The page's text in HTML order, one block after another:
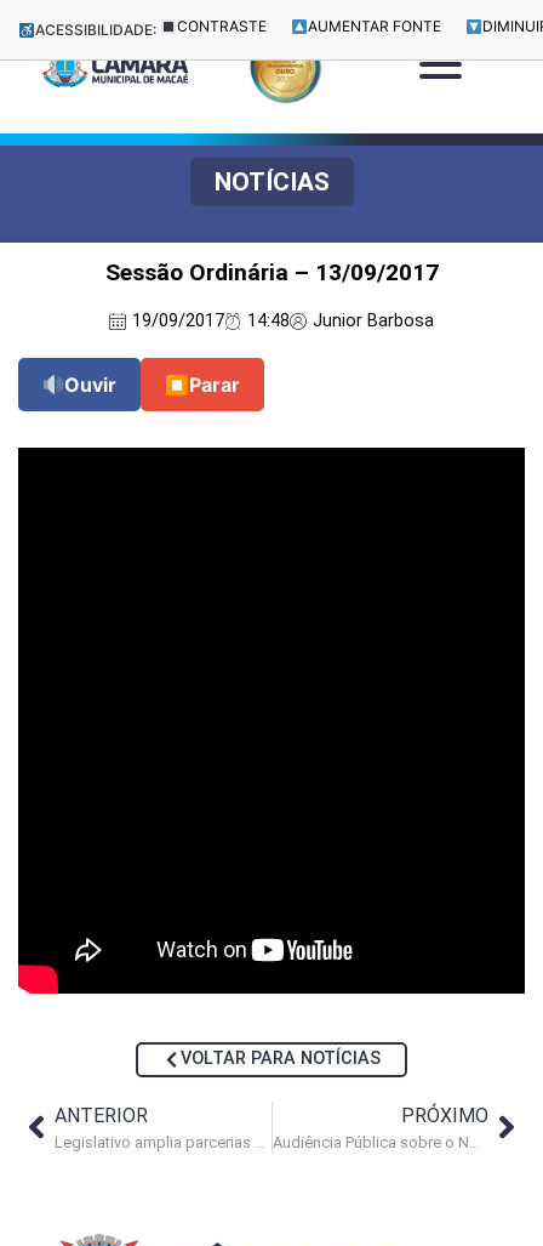
ACESSIBILIDADE: CONTRASTE AUMENTAR FONTE
NOTÍCIAS
Sessão Ordinária – 13/09/2017
19/09/2017 14:48 Junior Barbosa
Ouvir ⏹ Parar
VOLTAR PARA NOTÍCIAS
ANTERIOR PRÓXIMO